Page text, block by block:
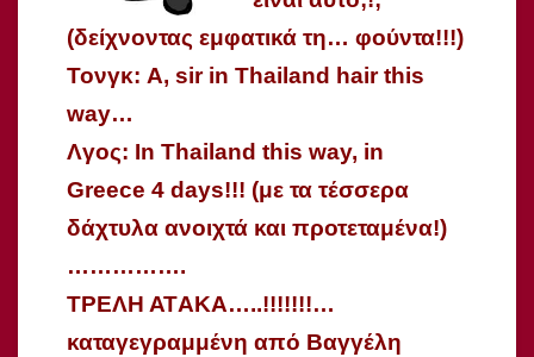
(δείχνοντας εμφατικά τη… φούντα!!!)
Τονγκ: A, sir in Thailand hair this
way…
Λγος: In Thailand this way, in
Greece 4 days!!! (με τα τέσσερα
δάχτυλα ανοιχτά και προτεταμένα!)
…………….
ΤΡΕΛΗ ΑΤAΚΑ…..!!!!!!!…
καταγεγραμμένη από Βαγγέλη